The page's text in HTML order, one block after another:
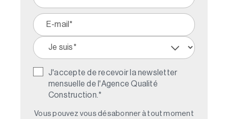
J'accepte de recevoir la newsletter
mensuelle de l'Agence Qualité
Construction. *
Vous pouvez vous désabonner à tout moment